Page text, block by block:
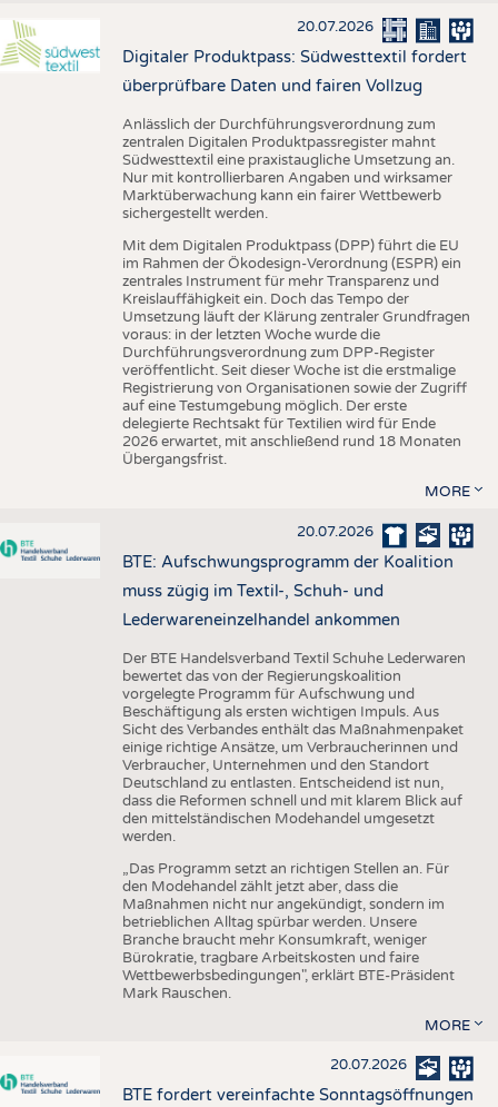
20.07.2026
Digitaler Produktpass: Südwesttextil fordert
überprüfbare Daten und fairen Vollzug
Anlässlich der Durchführungsverordnung zum
zentralen Digitalen Produktpassregister mahnt
Südwesttextil eine praxistaugliche Umsetzung an.
Nur mit kontrollierbaren Angaben und wirksamer
Marktüberwachung kann ein fairer Wettbewerb
sichergestellt werden.
Mit dem Digitalen Produktpass (DPP) führt die EU
im Rahmen der Ökodesign-Verordnung (ESPR) ein
zentrales Instrument für mehr Transparenz und
Kreislauffähigkeit ein. Doch das Tempo der
Umsetzung läuft der Klärung zentraler Grundfragen
voraus: in der letzten Woche wurde die
Durchführungsverordnung zum DPP-Register
veröffentlicht. Seit dieser Woche ist die erstmalige
Registrierung von Organisationen sowie der Zugriff
auf eine Testumgebung möglich. Der erste
delegierte Rechtsakt für Textilien wird für Ende
2026 erwartet, mit anschließend rund 18 Monaten
Übergangsfrist.
MORE
20.07.2026
BTE: Aufschwungsprogramm der Koalition
muss zügig im Textil-, Schuh- und
Lederwareneinzelhandel ankommen
Der BTE Handelsverband Textil Schuhe Lederwaren
bewertet das von der Regierungskoalition
vorgelegte Programm für Aufschwung und
Beschäftigung als ersten wichtigen Impuls. Aus
Sicht des Verbandes enthält das Maßnahmenpaket
einige richtige Ansätze, um Verbraucherinnen und
Verbraucher, Unternehmen und den Standort
Deutschland zu entlasten. Entscheidend ist nun,
dass die Reformen schnell und mit klarem Blick auf
den mittelständischen Modehandel umgesetzt
werden.
„Das Programm setzt an richtigen Stellen an. Für
den Modehandel zählt jetzt aber, dass die
Maßnahmen nicht nur angekündigt, sondern im
betrieblichen Alltag spürbar werden. Unsere
Branche braucht mehr Konsumkraft, weniger
Bürokratie, tragbare Arbeitskosten und faire
Wettbewerbsbedingungen", erklärt BTE-Präsident
Mark Rauschen.
MORE
20.07.2026
BTE fordert vereinfachte Sonntagsöffnungen